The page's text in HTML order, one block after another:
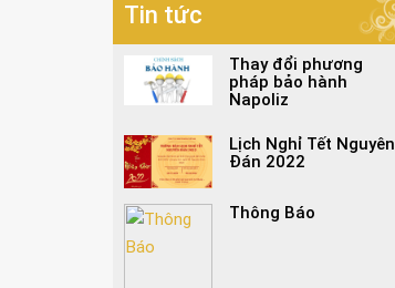
Tin tức
Thay đổi phương
pháp bảo hành
Napoliz
Lịch Nghỉ Tết Nguyên
Đán 2022
Thông Báo